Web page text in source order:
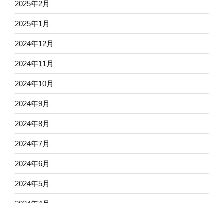
2025年2月
2025年1月
2024年12月
2024年11月
2024年10月
2024年9月
2024年8月
2024年7月
2024年6月
2024年5月